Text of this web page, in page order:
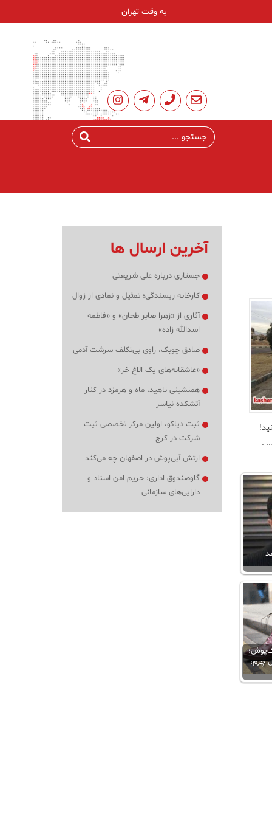
به وقت تهران
.
چرم،
آخرین ارسال ها
جستاری درباره علی شریعتی
کارخانه ریسندگی؛ تمثیل و نمادی از زوال
آثاری از «زهرا صابر طحان» و «فاطمه
اسدالله زاده»
صادق چوبک، راوی بی‌تکلف سرشت آدمی
«عاشقانه‌های یک الاغ خر»
همنشینی ناهید، ماه و هرمزد در کنار
آتشکده نیاسر
ثبت دیاکو، اولین مرکز تخصصی ثبت
شرکت در کرج
ارتش آبی‌پوش در اصفهان چه می‌کند
گاوصندوق اداری: حریم امن اسناد و
دارایی‌های سازمانی